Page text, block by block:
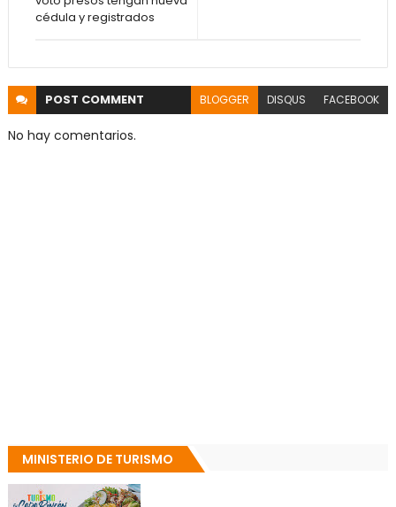
cédula y registrados
POST COMMENT BLOGGER DISQUS FACEBOOK
No hay comentarios.
MINISTERIO DE TURISMO